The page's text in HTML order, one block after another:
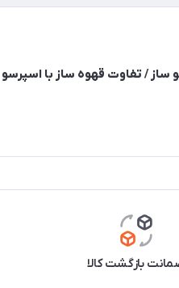
ساز / تفاوت قهوه ساز با اسپرسو
بازگشت کالا